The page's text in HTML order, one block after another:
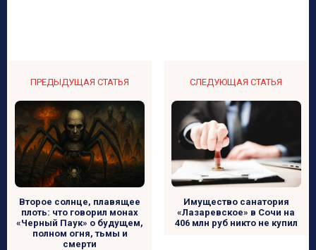
ПРЕДЫДУЩАЯ СТАТЬЯ
Второе солнце, плавящее
плоть: что говорил монах
«Черный Паук» о будущем,
полном огня, тьмы и
смерти
СЛЕДУЮЩАЯ СТАТЬЯ
Имущество санатория
«Лазаревское» в Сочи на
406 млн руб никто не купил